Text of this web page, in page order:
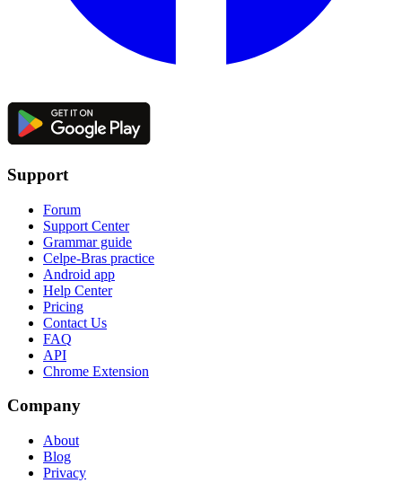
Support
Forum
Support Center
Grammar guide
Celpe-Bras practice
Android app
Help Center
Pricing
Contact Us
FAQ
API
Chrome Extension
Company
About
Blog
Privacy